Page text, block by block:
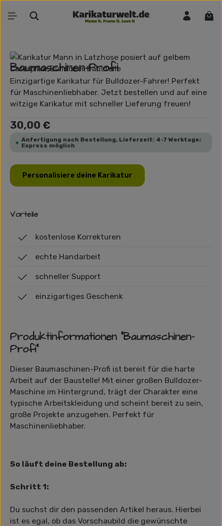
Zum Hauptinhalt springen
Bildergalerie überspringen
Baumaschinen-Profi
Einzigartige Karikatur für Bulldozer-Fahrer! Perfekt
für Maschinenliebhaber. Jetzt bestellen und auf eine
witzige Karikatur mit schneller Lieferung freuen!
Regulärer Preis:
30,00 €
Anfertigung nach Bestellung, Lieferzeit: 4-7 Werktage;
Express möglich
Personalisiere deine Karikatur
Vorteile
kostenlose Korrekturen
echte Handarbeit
schneller Support
einzigartiges Geschenk
Produktinformationen "Baumaschinen-
Profi"
Dieser Baumaschinen-Profi ist bereit für die harte
Arbeit auf der Baustelle! Mit einer großen Bulldozer-
Maschine im Hintergrund, trägt der Charakter eine
typische Arbeitskleidung und scheint bereit zu sein,
große Projekte anzugehen. Perfekt für
Maschinenliebhaber.
So läuft deine Bestellung ab:
Schritt 1:
Du suchst dir den passenden Artikel heraus. Hierbei
ist es egal, ob das Vorschaubild die gewünschte